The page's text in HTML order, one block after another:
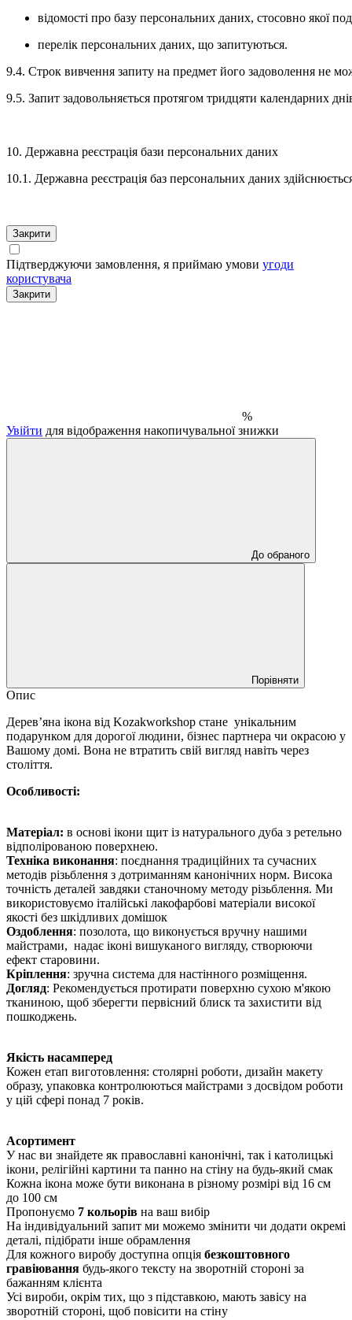
відомості про базу персональних даних, стосовно якої
перелік персональних даних, що запитуються.
9.4. Строк вивчення запиту на предмет його задоволення не
9.5. Запит задовольняється протягом тридцяти календарних
10. Державна реєстрація бази персональних даних
10.1. Державна реєстрація баз персональних даних
Закрити
Підтверджуючи замовлення, я приймаю умови угоди
користувача
Закрити
%
Увійти для відображення накопичувальної знижки
До обраного
Порівняти
Опис
Дерев’яна ікона від Kozakworkshop стане унікальним
подарунком для дорогої людини, бізнес партнера чи окрасою у
Вашому домі. Вона не втратить свій вигляд навіть через
століття.
Особливості:
Матеріал: в основі ікони щит із натурального дуба з ретельно
відполірованою поверхнею.
Техніка виконання: поєднання традиційних та сучасних
методів різьблення з дотриманням канонічних норм. Висока
точність деталей завдяки станочному методу різьблення. Ми
використовуємо італійські лакофарбові матеріали високої
якості без шкідливих домішок
Оздоблення: позолота, що виконується вручну нашими
майстрами, надає іконі вишуканого вигляду, створюючи
ефект старовини.
Кріплення: зручна система для настінного розміщення.
Догляд: Рекомендується протирати поверхню сухою м'якою
тканиною, щоб зберегти первісний блиск та захистити від
пошкоджень.
Якість насамперед
Кожен етап виготовлення: столярні роботи, дизайн макету
образу, упаковка контролюються майстрами з досвідом роботи
у цій сфері понад 7 років.
Асортимент
У нас ви знайдете як православні канонічні, так і католицькі
ікони, релігійні картини та панно на стіну на будь-який смак
Кожна ікона може бути виконана в різному розмірі від 16 см
до 100 см
Пропонуємо 7 кольорів на ваш вибір
На індивідуальний запит ми можемо змінити чи додати окремі
деталі, підібрати інше обрамлення
Для кожного виробу доступна опція безкоштовного
гравіювання будь-якого тексту на зворотній стороні за
бажанням клієнта
Усі вироби, окрім тих, що з підставкою, мають завісу на
зворотній стороні, щоб повісити на стіну